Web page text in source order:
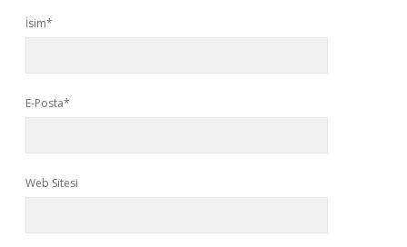
İsim*
E-Posta*
Web Sitesi